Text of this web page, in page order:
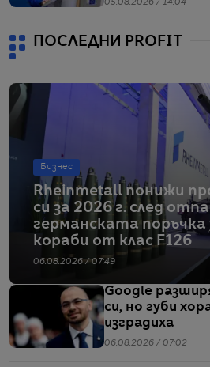
05.08.2026 / 14:04
ПОСЛЕДНИ PROFIT
Бизнес
Rheinmetall понижи
си за 2026 г. след
германската поръчка
кораби от клас F126
06.08.2026 / 07:49
Google
си, но губи
изградиха
06.08.2026 / 07:02